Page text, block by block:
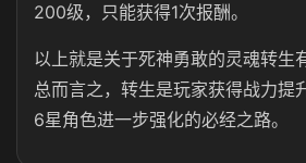
200级，只能获得1次报酬。
以上就是关于死神勇敢的灵魂转生
总而言之，转生是玩家获得战力提
6星角色进一步强化的必经之路。